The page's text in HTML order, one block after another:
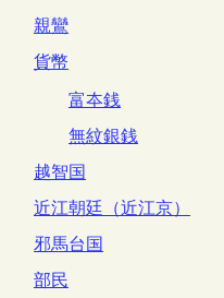
親鸞
貨幣
富夲銭
無紋銀銭
越智国
近江朝廷（近江京）
邪馬台国
部民